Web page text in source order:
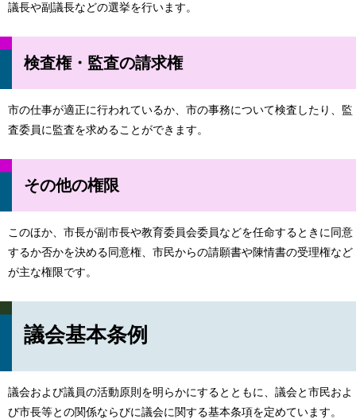
議長や副議長などの選挙を行います。
検査権・監査の請求権
市の仕事が適正に行われているか、市の事務について検査したり、監
査委員に監査を求めることができます。
その他の権限
このほか、市長が副市長や教育委員会委員などを任命するときに同意
するか否かを決める同意権、市民からの請願書や陳情書の受理権など
が主な権限です。
議会基本条例
議会および議員の活動原則を明らかにするとともに、議会と市民およ
び市長等との関係ならびに議会に関する基本条項を定めています。